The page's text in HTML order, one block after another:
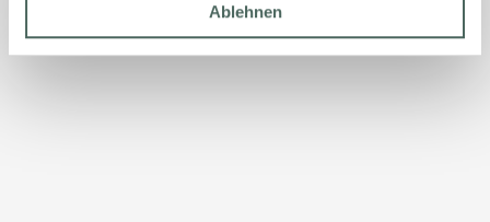
Ablehnen